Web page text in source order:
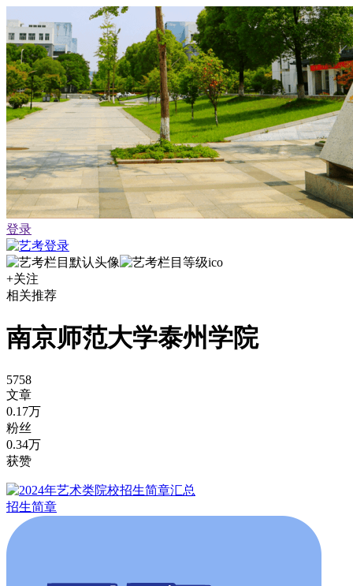
登录
+关注
相关推荐
南京师范大学泰州学院
5758
文章
0.17万
粉丝
0.34万
获赞
招生简章